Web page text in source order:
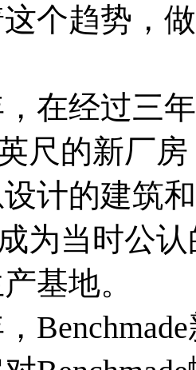
个趋势，
经过三年
尺的新厂
计的建筑
为当时公
基地。